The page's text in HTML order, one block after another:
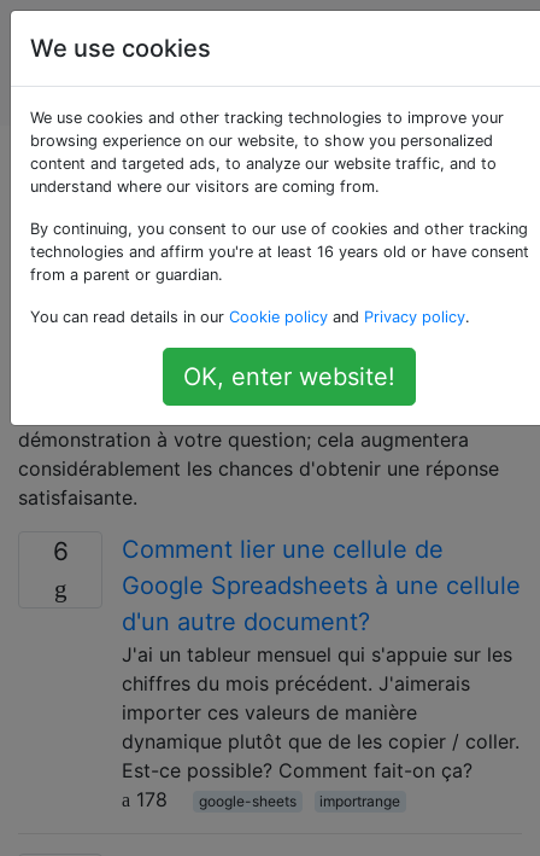
Des
applications
Web
Questions marquées
«google-sheets»
Google pour créer et modifier des feuilles de calcul sur
un navigateur Web ou une application. Ne l'utilisez pas
pour l'éditeur de fichiers Google Drive Excel. Veuillez
envisager d'ajouter une feuille de calcul de
démonstration à votre question; cela augmentera
considérablement les chances d'obtenir une réponse
satisfaisante.
6
Comment lier une cellule de
Google Spreadsheets à une cellule
d'un autre document?
J'ai un tableur mensuel qui s'appuie sur les
chiffres du mois précédent. J'aimerais
importer ces valeurs de manière
dynamique plutôt que de les copier / coller.
Est-ce possible? Comment fait-on ça?
178
google-sheets importrange
We use cookies
We use cookies and other tracking technologies to improve your
browsing experience on our website, to show you personalized
content and targeted ads, to analyze our website traffic, and to
understand where our visitors are coming from.
By continuing, you consent to our use of cookies and other tracking
technologies and affirm you're at least 16 years old or have consent
from a parent or guardian.
You can read details in our Cookie policy and Privacy policy.
OK, enter website!